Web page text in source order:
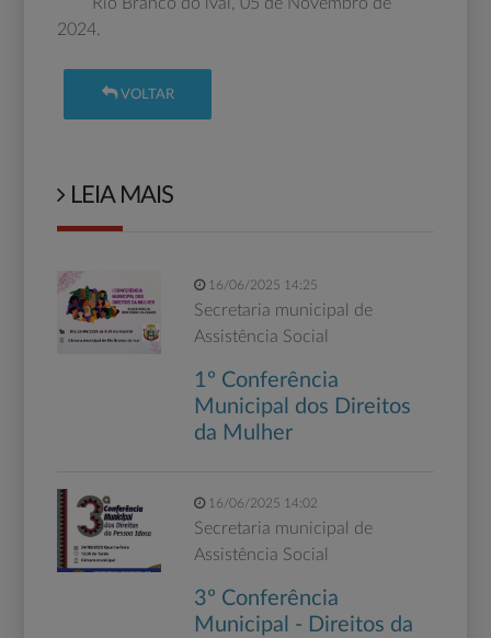
Rio Branco do ivaí, 05 de Novembro de
2024.
VOLTAR
LEIA MAIS
16/06/2025 14:25
Secretaria municipal de
Assistência Social
1º Conferência
Municipal dos Direitos
da Mulher
16/06/2025 14:02
Secretaria municipal de
Assistência Social
3º Conferência
Municipal - Direitos da